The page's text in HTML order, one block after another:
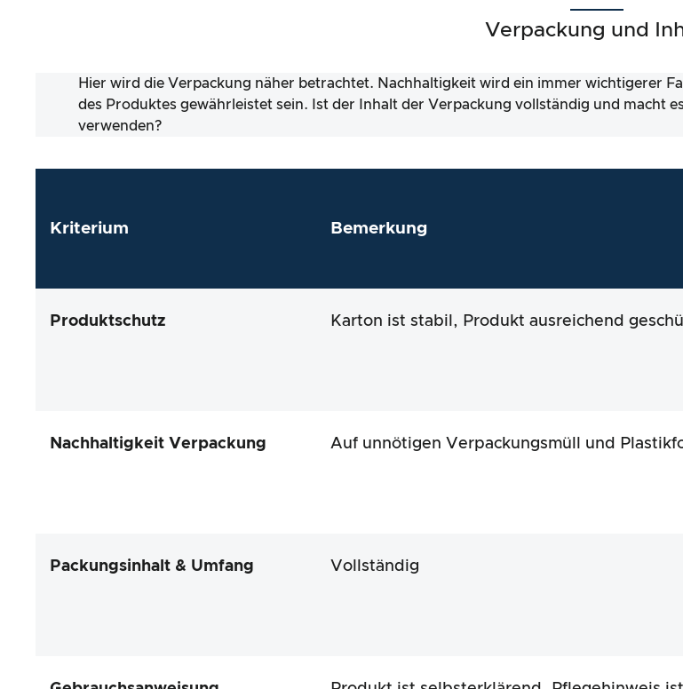
Verpackung und
Hier wird die Verpackung näher betrachtet. Nachhaltigkeit wird ein immer wichtigerer
des Produktes gewährleistet sein. Ist der Inhalt der Verpackung vollständig und macht
verwenden?
Kriterium Bemerkung
Produktschutz Karton ist stabil, Produkt ausreichend
Nachhaltigkeit Verpackung Auf unnötigen Verpackungsmüll und
Packungsinhalt & Umfang Vollständig